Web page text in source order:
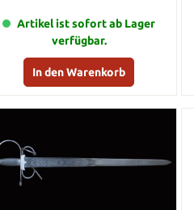
Artikel ist sofort ab Lager
verfügbar.
In den Warenkorb